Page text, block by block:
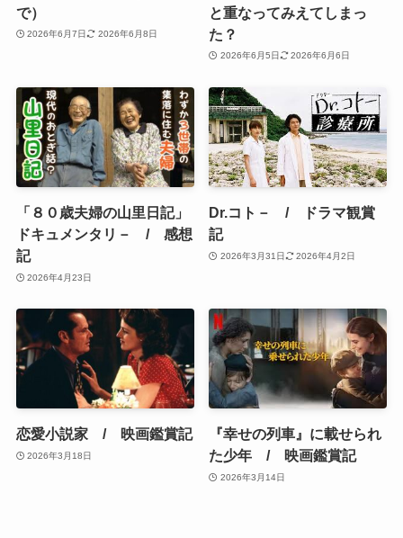
で）
2026年6月7日 2026年6月8日
と重なってみえてしまっ
た？
2026年6月5日 2026年6月6日
「８０歳夫婦の山里日記」
ドキュメンタリ－ / 感想
記
2026年4月23日
Dr.コト－ / ドラマ観賞
記
2026年3月31日 2026年4月2日
恋愛小説家 / 映画鑑賞記
2026年3月18日
『幸せの列車』に載せられ
た少年 / 映画鑑賞記
2026年3月14日